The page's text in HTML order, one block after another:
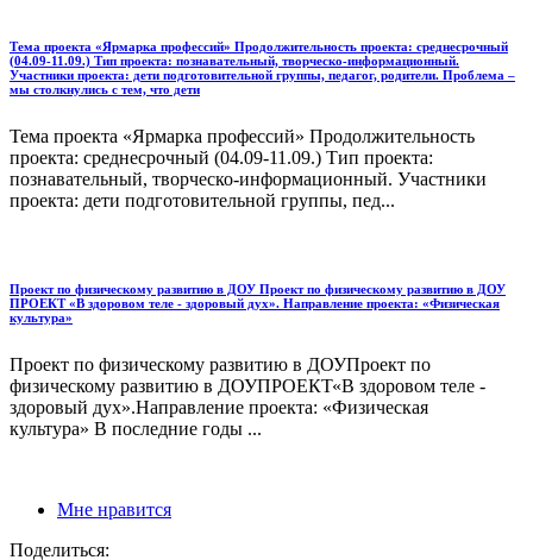
Тема проекта «Ярмарка профессий» Продолжительность проекта: среднесрочный
(04.09-11.09.) Тип проекта: познавательный, творческо-информационный.
Участники проекта: дети подготовительной группы, педагог, родители. Проблема –
мы столкнулись с тем, что дети
Тема проекта «Ярмарка профессий» Продолжительность
проекта: среднесрочный (04.09-11.09.) Тип проекта:
познавательный, творческо-информационный. Участники
проекта: дети подготовительной группы, пед...
Проект по физическому развитию в ДОУ Проект по физическому развитию в ДОУ
ПРОЕКТ «В здоровом теле - здоровый дух». Направление проекта: «Физическая
культура»
Проект по физическому развитию в ДОУПроект по
физическому развитию в ДОУПРОЕКТ«В здоровом теле -
здоровый дух».Направление проекта: «Физическая
культура» В последние годы ...
Мне нравится
Поделиться: